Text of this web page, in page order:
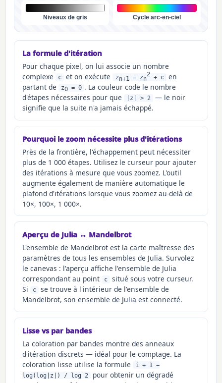
Niveaux de gris Cycle arc-en-ciel
La formule d'itération
Pour chaque pixel, on lui associe un nombre
complexe
c et on exécute zn+1 = zn
2+ c
en
partant de
z0 = 0 . La couleur code le nombre
d'étapes nécessaires pour que
|z| > 2
— le noir
signifie que la suite n'a jamais échappé.
Pourquoi le zoom nécessite plus d'itérations
Près de la frontière, l'échappement peut nécessiter
plus de 1 000 étapes. Utilisez le curseur pour ajouter
des itérations à mesure que vous zoomez. L'outil
augmente également de manière automatique le
plafond d'itérations lorsque vous zoomez au-delà de
10×, 100×, 1 000×.
Aperçu de Julia ↔ Mandelbrot
L'ensemble de Mandelbrot est la carte maîtresse des
paramètres de tous les ensembles de Julia. Survolez
le canevas : l'aperçu affiche l'ensemble de Julia
correspondant au point
c
situé sous votre curseur.
Si
c
se trouve à l'intérieur de l'ensemble de
Mandelbrot, son ensemble de Julia est connecté.
Lisse vs par bandes
La coloration par bandes montre des anneaux
d'itération discrets — idéal pour le comptage. La
coloration lisse utilise la formule
i + 1 −
log(log|z|) / log 2
pour obtenir un dégradé